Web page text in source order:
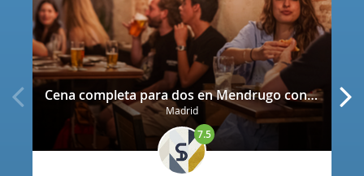
Cena completa para dos en Mendrugo con cerveza artesana incluida
Madrid
7.5